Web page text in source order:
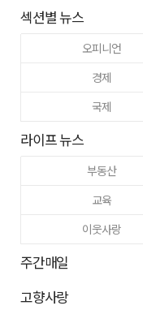
섹션별 뉴스
오피니언
경제
국제
라이프 뉴스
부동산
교육
이웃사랑
주간매일
고향사랑